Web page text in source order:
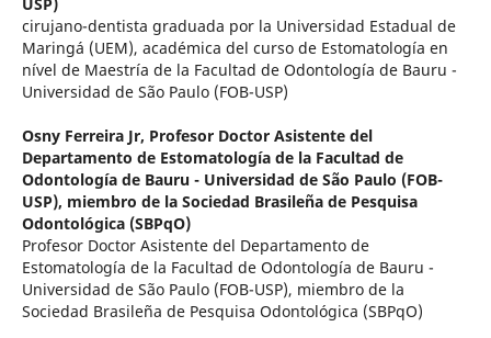
cirujano-dentista graduada por la Universidad Estadual de
Maringá (UEM), académica del curso de Estomatología en
nível de Maestría de la Facultad de Odontología de Bauru -
Universidad de São Paulo (FOB-USP)
Osny Ferreira Jr, Profesor Doctor Asistente del
Departamento de Estomatología de la Facultad de
Odontología de Bauru - Universidad de São Paulo (FOB-
USP), miembro de la Sociedad Brasileña de Pesquisa
Odontológica (SBPqO)
Profesor Doctor Asistente del Departamento de
Estomatología de la Facultad de Odontología de Bauru -
Universidad de São Paulo (FOB-USP), miembro de la
Sociedad Brasileña de Pesquisa Odontológica (SBPqO)